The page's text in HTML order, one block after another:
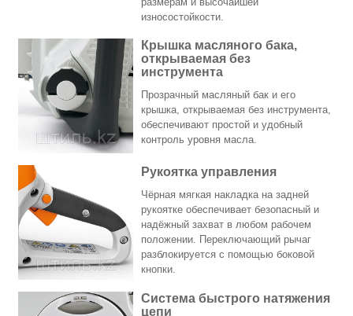
износостойкости.
Крышка масляного бака,
открываемая без
инструмента
Прозрачный масляный бак и его
крышка, открываемая без инструмента,
обеспечивают простой и удобный
контроль уровня масла.
Рукоятка управления
Чёрная мягкая накладка на задней
рукоятке обеспечивает безопасный и
надёжный захват в любом рабочем
положении. Переключающий рычаг
разблокируется с помощью боковой
кнопки.
Система быстрого натяжения
цепи